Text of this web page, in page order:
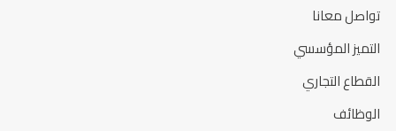
تواصل معانا
التميز المؤسسي
القطاع التجاري
الوظائف